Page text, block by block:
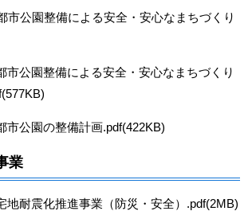
公園整備による安全・安心なまちづくり
公園整備による安全・安心なまちづくり
公園の整備計画.pdf(422KB)
業
耐震化推進事業（防災・安全）.pdf(2MB)